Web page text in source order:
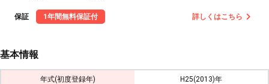
保証 1年間無料保証付 詳しくはこちら
基本情報
年式(初度登録年) H25(2013)年